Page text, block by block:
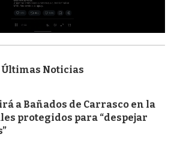
Últimas Noticias
a Bañados de Carrasco en la
protegidos para “despejar